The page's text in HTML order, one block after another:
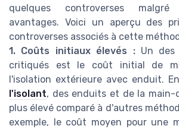
quelques controverses
avantages. Voici un aperçu des
controverses associés à cette
1. Coûts initiaux élevés :Un des
critiqués est le coût initial de
l'isolation extérieure avec enduit.
l'isolant, des enduits et de la
plus élevé comparé à d'autres
exemple, le coût moyen pour une